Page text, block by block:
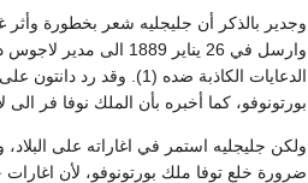
وجدير بالذكر أن جليجليه شعر بخطورة وأثر
وارسل في 26 يناير
الدعايات الكاذبة ضده
بورتونوفو، كما أخبره بأن الملك نوفا فر
ولكن جليجليه استمر في اغاراته على